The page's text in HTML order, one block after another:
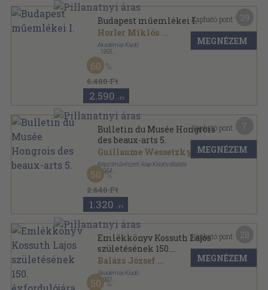
Budapest műemlékei I.
Horler Miklós ...
Akadémiai Kiadó
1955
Vászon
Magyarország Műemléki Topográfiája sorozat
6.480 Ft
60
2.590 ,-Ft
Kapható pont:
MEGNÉZEM
Bulletin du Musée Hongrois
des beaux-arts 5.
Guillaume Wessetzky
...
Képzőművészeti Alap Kiadóvállalata
, 1954
Varrott papírkötés
A Szépművészeti Múzeum Közleményei sorozat
2.640 Ft
50
1.320 ,-Ft
Kapható pont:
MEGNÉZEM
Emlékkönyv Kossuth Lajos
születésének 150.
évfordulójára I-II.
Balázs József ...
Akadémiai Kiadó
, 1952
Fűzött keménykötés
50
Kapható pont:
MEGNÉZEM